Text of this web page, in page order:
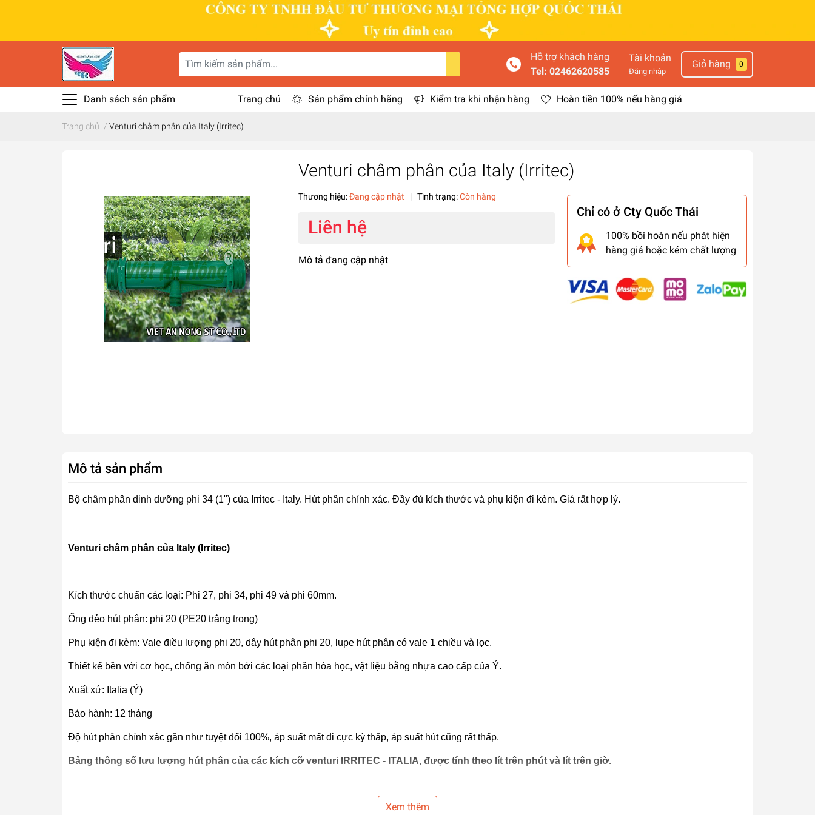
Hỗ trợ khách hàng
Tel: 02462620585
Tài khoản
Đăng nhập
Giỏ hàng 0
Danh sách sản phẩm Trang chủ Sản phẩm chính hãng Kiểm tra khi nhận hàng Hoàn tiền 100% nếu hàng giả
Trang chủ / Venturi châm phân của Italy (Irritec)
Venturi châm phân của Italy (Irritec)
Thương hiệu:Đang cập nhật | Tình trạng:Còn hàng
Liên hệ
Mô tả đang cập nhật
Chỉ có ở Cty Quốc Thái
100% bồi hoàn nếu phát hiện
hàng giả hoặc kém chất lượng
Mô tả sản phẩm
Bộ châm phân dinh dưỡng phi 34 (1") của Irritec - Italy. Hút phân chính xác. Đầy đủ kích thước và phụ kiện đi kèm. Giá rất hợp lý.
Venturi châm phân của Italy (Irritec)
Kích thước chuẩn các loại: Phi 27, phi 34, phi 49 và phi 60mm.
Ống dẻo hút phân: phi 20 (PE20 trắng trong)
Phụ kiện đi kèm: Vale điều lượng phi 20, dây hút phân phi 20, lupe hút phân có vale 1 chiều và lọc.
Thiết kế bền với cơ học, chống ăn mòn bởi các loại phân hóa học, vật liệu bằng nhựa cao cấp của Ý.
Xuất xứ: Italia (Ý)
Bảo hành: 12 tháng
Độ hút phân chính xác gần như tuyệt đối 100%, áp suất mất đi cực kỳ thấp, áp suất hút cũng rất thấp.
Bảng thông số lưu lượng hút phân của các kích cỡ venturi IRRITEC - ITALIA, được tính theo lít trên phút và lít trên giờ.
(Quý khách vui lòng tải hình về phóng to lên để xem)
Xem thêm